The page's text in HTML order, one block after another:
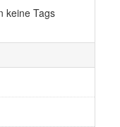
keine Tags